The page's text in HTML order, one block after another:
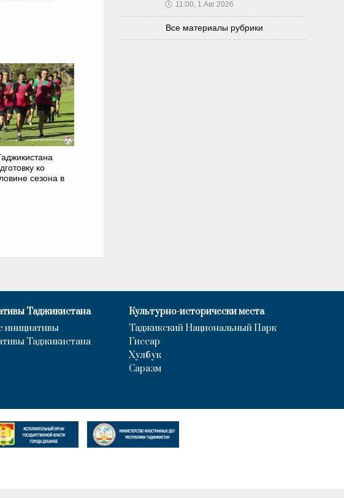
ко
сезона в
🕔 11:00, 1.Авг 2026
Все материалы рубрики
Таджикистана
инициативы
Таджикистана
Культурно-исторически места
Таджикский Национальный Парк
Гиссар
Хулбук
Саразм